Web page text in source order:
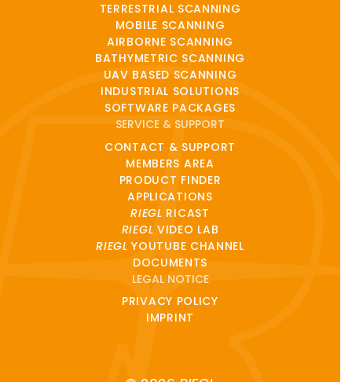
TERRESTRIAL SCANNING
MOBILE SCANNING
AIRBORNE SCANNING
BATHYMETRIC SCANNING
UAV BASED SCANNING
INDUSTRIAL SOLUTIONS
SOFTWARE PACKAGES
SERVICE & SUPPORT
CONTACT & SUPPORT
MEMBERS AREA
PRODUCT FINDER
APPLICATIONS
RIEGL RICAST
RIEGL VIDEO LAB
RIEGL YOUTUBE CHANNEL
DOCUMENTS
LEGAL NOTICE
PRIVACY POLICY
IMPRINT